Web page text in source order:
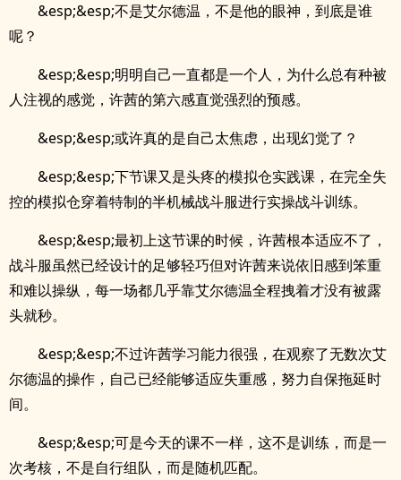
&esp;&esp;不是艾尔德温，不是他的眼神，到底是谁
呢？
&esp;&esp;明明自己一直都是一个人，为什么总有种被
人注视的感觉，许茜的第六感直觉强烈的预感。
&esp;&esp;或许真的是自己太焦虑，出现幻觉了？
&esp;&esp;下节课又是头疼的模拟仓实践课，在完全失
控的模拟仓穿着特制的半机械战斗服进行实操战斗训练。
&esp;&esp;最初上这节课的时候，许茜根本适应不了，
战斗服虽然已经设计的足够轻巧但对许茜来说依旧感到笨重
和难以操纵，每一场都几乎靠艾尔德温全程拽着才没有被露
头就秒。
&esp;&esp;不过许茜学习能力很强，在观察了无数次艾
尔德温的操作，自己已经能够适应失重感，努力自保拖延时
间。
&esp;&esp;可是今天的课不一样，这不是训练，而是一
次考核，不是自行组队，而是随机匹配。